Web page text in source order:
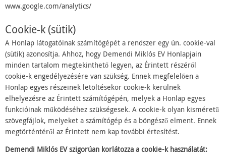
www.google.com/analytics/
Cookie-k (sütik)
A Honlap látogatóinak számítógépét a rendszer egy ún. cookie-val
(sütik) azonosítja. Ahhoz, hogy Demendi Miklós EV Honlapjain
minden tartalom megtekinthető legyen, az Érintett részéről
cookie-k engedélyezésére van szükség. Ennek megfelelően a
Honlap egyes részeinek letöltésekor cookie-k kerülnek
elhelyezésre az Érintett számítógépén, melyek a Honlap egyes
funkcióinak működéséhez szükségesek. A cookie-k olyan kisméretű
szövegfájlok, melyeket a számítógép és a böngésző elment. Ennek
megtörténtéről az Érintett nem kap további értesítést.
Demendi Miklós EVszigorúan korlátozza a cookie-k használatát: